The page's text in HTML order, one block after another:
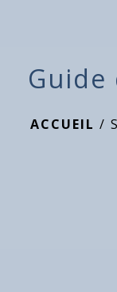
Guide
ACCUEIL /